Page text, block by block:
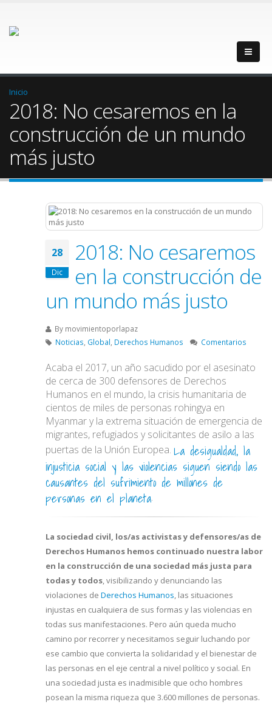
Inicio
2018: No cesaremos en la
construcción de un mundo
más justo
28
Dic
2018: No cesaremos
en la construcción de
un mundo más justo
By movimientoporlapaz
Noticias Global Derechos Humanos Comentarios
Acaba el 2017, un año sacudido por el asesinato
de cerca de 300 defensores de Derechos
Humanos en el mundo, la crisis humanitaria de
cientos de miles de personas rohingya en
Myanmar y la extrema situación de emergencia de
migrantes, refugiados y solicitantes de asilo a las
puertas de la Unión Europea. La desigualdad, la
injusticia social y las violencias siguen siendo las
causantes del sufrimiento de millones de
personas en el planeta.
La sociedad civil, los/as activistas y defensores/as de
Derechos Humanos hemos continuado nuestra labor
en la construcción de una sociedad más justa para
todas y todos, visibilizando y denunciando las
violaciones de Derechos Humanos, las situaciones
injustas en cualquiera de sus formas y las violencias en
todas sus manifestaciones. Pero aún queda mucho
camino por recorrer y necesitamos seguir luchando por
ese cambio que convierta la solidaridad y el bienestar de
las personas en el eje central a nivel político y social. En
una sociedad justa es inadmisible que ocho hombres
posean la misma riqueza que 3.600 millones de personas.